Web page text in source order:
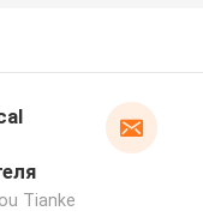
Tianke